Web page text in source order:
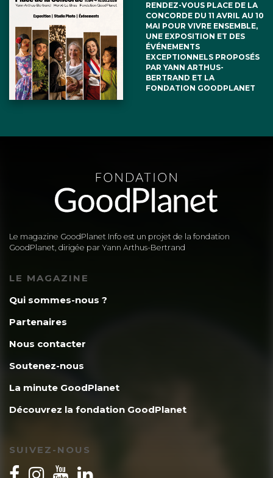
RENDEZ-VOUS PLACE DE LA
CONCORDE DU 11 AVRIL AU 10
MAI POUR VIVRE ENSEMBLE,
UNE EXPOSITION ET DES
ÉVÉNEMENTS
EXCEPTIONNELS PROPOSÉS
PAR YANN ARTHUS-
BERTRAND ET LA
FONDATION GOODPLANET
Le magazine GoodPlanet Info est un projet de la fondation
GoodPlanet, dirigée par Yann Arthus-Bertrand
LE MAGAZINE
Qui sommes-nous ?
Partenaires
Nous contacter
Soutenez-nous
La minute GoodPlanet
Découvrez la fondation GoodPlanet
SUIVEZ-NOUS